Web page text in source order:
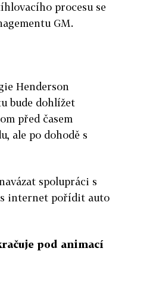
procesu se
GM.
Henderson
bude dohlížet
před časem
ale po dohodě s
spolupráci s
internet pořídit auto
pod animací